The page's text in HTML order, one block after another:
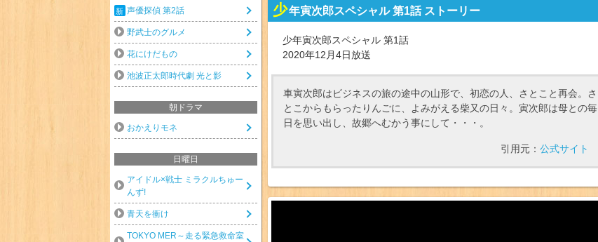
少年寅次郎スペシャル 第1話 ストーリー
少年寅次郎スペシャル 第1話
2020年12月4日放送
車寅次郎はビジネスの旅の途中の山形で、初恋の人、さとこと再会。さ
とこからもらったりんごに、よみがえる柴又の日々。寅次郎は母との毎
日を思い出し、故郷へむかう事にして・・・。
引用元： 公式サイト
声優探偵 第2話
野武士のグルメ
花にけだもの
池波正太郎時代劇 光と影
朝ドラマ
おかえりモネ
日曜日
アイドル×戦士 ミラクルちゅー
んず!
青天を衝け
TOKYO MER～走る緊急救命室